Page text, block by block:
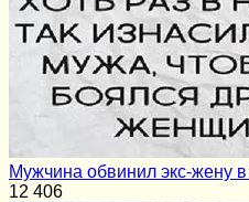
Мужчина обвинил экс-жену
12 406